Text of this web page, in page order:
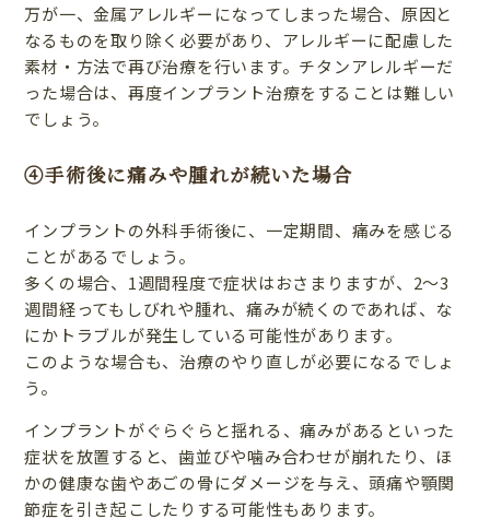
万が一、金属アレルギーになってしまった場合、原因と
なるものを取り除く必要があり、アレルギーに配慮した
素材・方法で再び治療を行います。チタンアレルギーだ
った場合は、再度インプラント治療をすることは難しい
でしょう。
④手術後に痛みや腫れが続いた場合
インプラントの外科手術後に、一定期間、痛みを感じる
ことがあるでしょう。
多くの場合、1週間程度で症状はおさまりますが、2～3
週間経ってもしびれや腫れ、痛みが続くのであれば、な
にかトラブルが発生している可能性があります。
このような場合も、治療のやり直しが必要になるでしょ
う。
インプラントがぐらぐらと揺れる、痛みがあるといった
症状を放置すると、歯並びや噛み合わせが崩れたり、ほ
かの健康な歯やあごの骨にダメージを与え、頭痛や顎関
節症を引き起こしたりする可能性もあります。